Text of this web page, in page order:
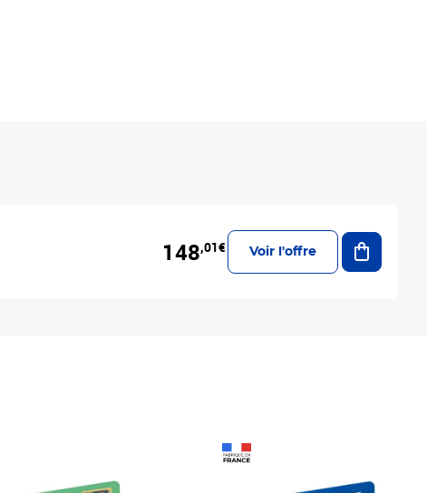
148,01€ Voir l'offre
Ajouter